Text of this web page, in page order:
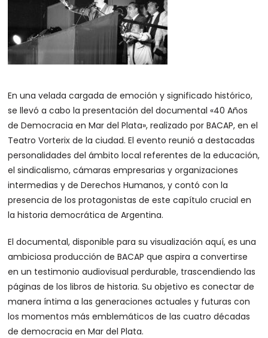
En una velada cargada de emoción y significado histórico,
se llevó a cabo la presentación del documental «40 Años
de Democracia en Mar del Plata», realizado por BACAP, en el
Teatro Vorterix de la ciudad. El evento reunió a destacadas
personalidades del ámbito local referentes de la educación,
el sindicalismo, cámaras empresarias y organizaciones
intermedias y de Derechos Humanos, y contó con la
presencia de los protagonistas de este capítulo crucial en
la historia democrática de Argentina.
El documental, disponible para su visualización aquí, es una
ambiciosa producción de BACAP que aspira a convertirse
en un testimonio audiovisual perdurable, trascendiendo las
páginas de los libros de historia. Su objetivo es conectar de
manera íntima a las generaciones actuales y futuras con
los momentos más emblemáticos de las cuatro décadas
de democracia en Mar del Plata.